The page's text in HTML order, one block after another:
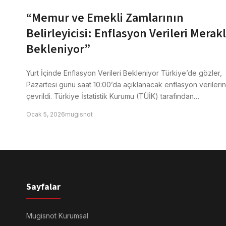
“Memur ve Emekli Zamlarının
Belirleyicisi: Enflasyon Verileri
Bekleniyor”
Yurt İçinde Enflasyon Verileri Bekleniyor Türkiye’de gözler,
Pazartesi günü saat 10:00’da açıklanacak enflasyon
çevrildi. Türkiye İstatistik Kurumu (TÜİK) tarafından…
Ocak 5, 2026mugisnot
Sayfalar
Mugisnot Kurumsal